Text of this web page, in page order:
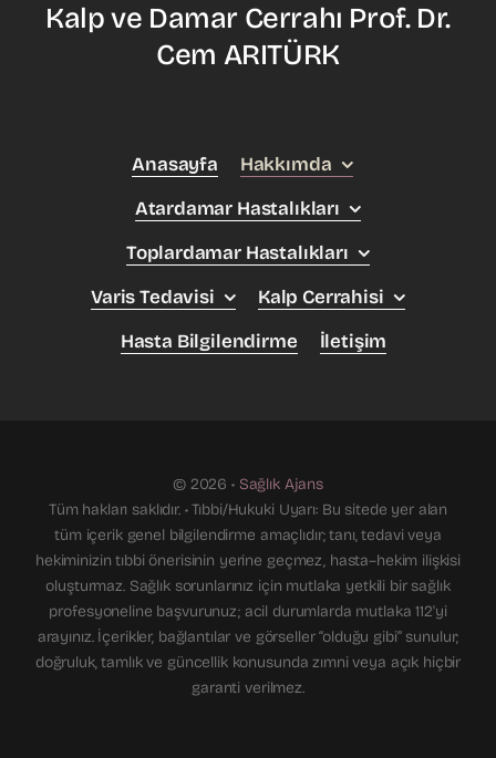
Kalp ve Damar Cerrahı Prof. Dr.
Cem ARITÜRK
Anasayfa
Hakkımda
Atardamar Hastalıkları
Toplardamar Hastalıkları
Varis Tedavisi
Kalp Cerrahisi
Hasta Bilgilendirme
İletişim
© 2026 • Sağlık Ajans
Tüm hakları saklıdır. • Tıbbi/Hukuki Uyarı: Bu sitede yer alan
tüm içerik genel bilgilendirme amaçlıdır; tanı, tedavi veya
hekiminizin tıbbi önerisinin yerine geçmez, hasta–hekim ilişkisi
oluşturmaz. Sağlık sorunlarınız için mutlaka yetkili bir sağlık
profesyoneline başvurunuz; acil durumlarda mutlaka 112'yi
arayınız. İçerikler, bağlantılar ve görseller “olduğu gibi” sunulur;
doğruluk, tamlık ve güncellik konusunda zımni veya açık hiçbir
garanti verilmez.